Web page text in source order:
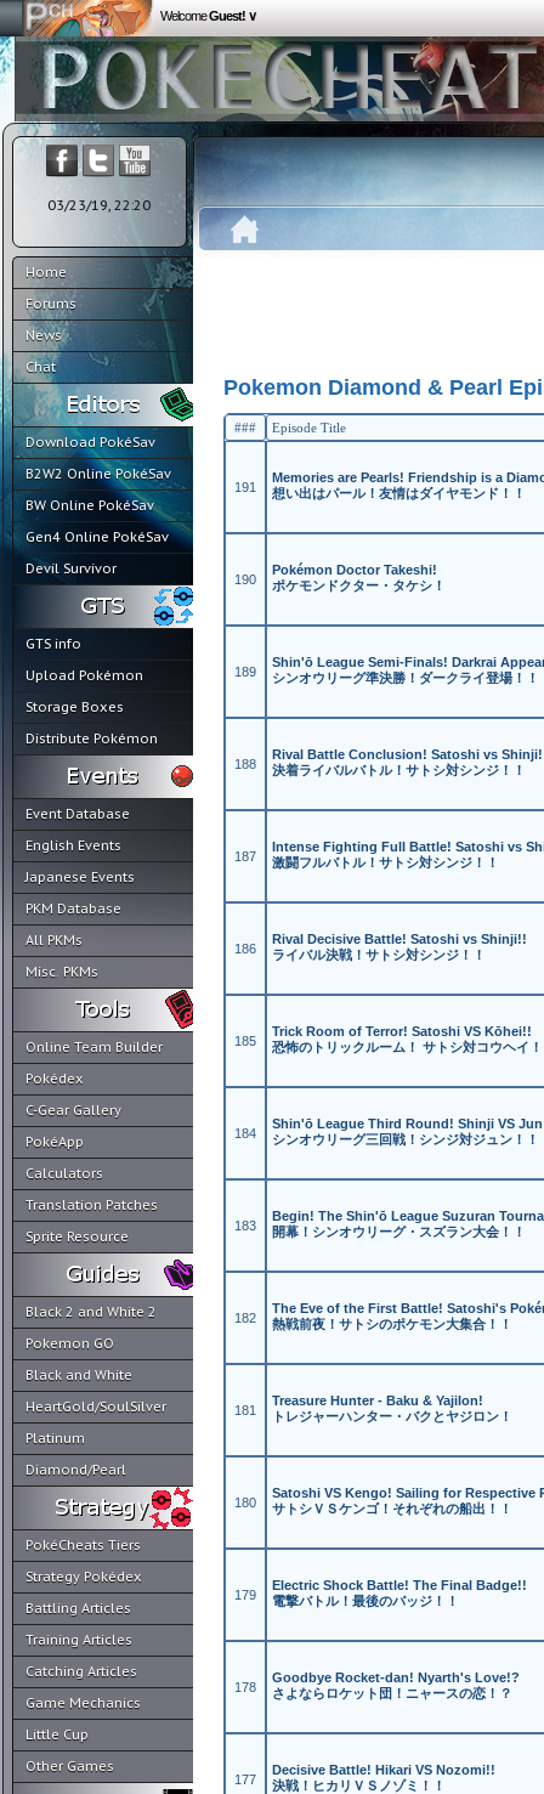
WelcomeGuest! ∨
03/23/19, 22:20
Home
Forums
News
Chat
Download PokéSav
B2W2 Online PokéSav
BW Online PokéSav
Gen4 Online PokéSav
Devil Survivor
GTS info
Upload Pokémon
Storage Boxes
Distribute Pokémon
Event Database
English Events
Japanese Events
PKM Database
All PKMs
Misc. PKMs
Online Team Builder
Pokédex
C-Gear Gallery
PokéApp
Calculators
Translation Patches
Sprite Resource
Black 2 and White 2
Pokemon GO
Black and White
HeartGold/SoulSilver
Platinum
Diamond/Pearl
PokéCheats Tiers
Strategy Pokédex
Battling Articles
Training Articles
Catching Articles
Game Mechanics
Little Cup
Other Games
Pokemon Diamond & Pearl
### Episode Title
191
Memories are Pearls! Friendship is a
想い出はパール！友情はダイヤモンド！！
190
Pokémon Doctor Takeshi!
ポケモンドクター・タケシ！
189
Shin'ō League Semi-Finals! Darkrai
シンオウリーグ準決勝！ダークライ登場！！
188
Rival Battle Conclusion! Satoshi vs
決着ライバルバトル！サトシ対シンジ！！
187
Intense Fighting Full Battle! Satoshi vs
激闘フルバトル！サトシ対シンジ！！
186
Rival Decisive Battle! Satoshi vs Shinji!!
ライバル決戦！サトシ対シンジ！！
185
Trick Room of Terror! Satoshi VS Kōhei!!
恐怖のトリックルーム！ サトシ対コウヘイ
184
Shin'ō League Third Round! Shinji VS
シンオウリーグ三回戦！シンジ対ジュン！！
183
Begin! The Shin'ō League Suzuran
開幕！シンオウリーグ・スズラン大会！！
182
The Eve of the First Battle! Satoshi's
熱戦前夜！サトシのポケモン大集合！！
181
Treasure Hunter - Baku & Yajilon!
トレジャーハンター・バクとヤジロン！
180
Satoshi VS Kengo! Sailing for Respective
サトシＶＳケンゴ！それぞれの船出！！
179
Electric Shock Battle! The Final Badge!!
電撃バトル！最後のバッジ！！
178
Goodbye Rocket-dan! Nyarth's Love!?
さよならロケット団！ニャースの恋！？
177
Decisive Battle! Hikari VS Nozomi!!
決戦！ヒカリＶＳノゾミ！！